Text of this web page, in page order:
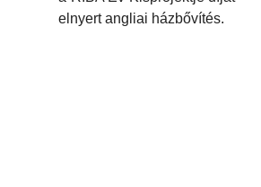
elnyert angliai házbővítés.